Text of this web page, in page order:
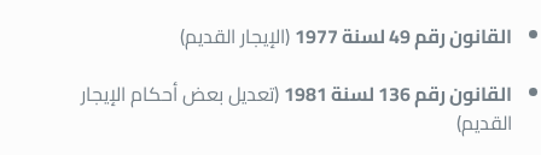
القانون رقم 49 لسنة 1977
(الإيجار القديم)
القانون رقم 136 لسنة 1981
(تعديل بعض أحكام الإيجار
القديم)